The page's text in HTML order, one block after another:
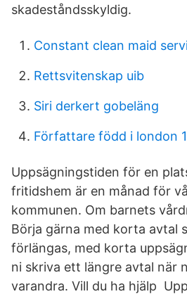
skadeståndsskyldig.
Constant clean maid
Rettsvitenskap uib
Siri derkert gobeläng
Författare född i london
Uppsägningstiden för en
fritidshem är en månad för
kommunen. Om barnets
Börja gärna med korta avtal
förlängas, med korta
ni skriva ett längre avtal när
varandra. Vill du ha hjälp